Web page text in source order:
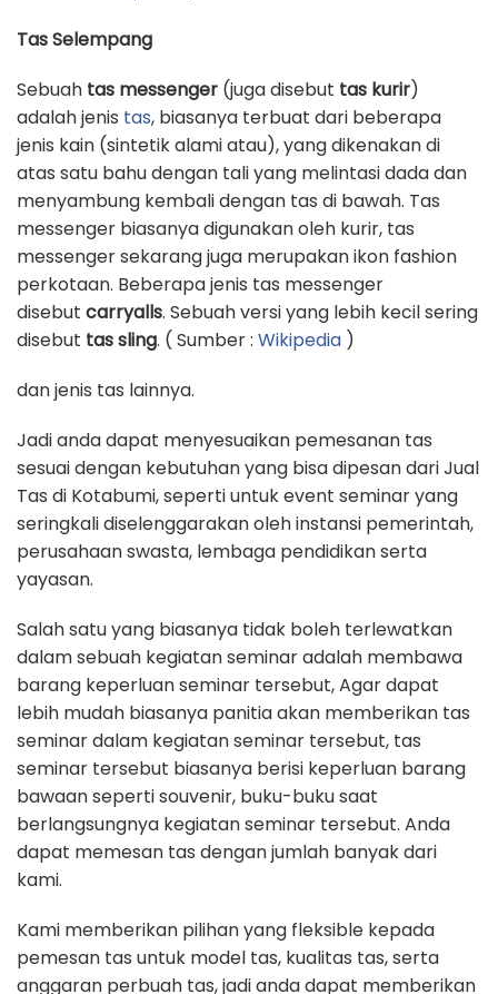
Tas Selempang
Sebuah tas messenger (juga disebut tas kurir)
adalah jenis tas, biasanya terbuat dari beberapa
jenis kain (sintetik alami atau), yang dikenakan di
atas satu bahu dengan tali yang melintasi dada dan
menyambung kembali dengan tas di bawah. Tas
messenger biasanya digunakan oleh kurir, tas
messenger sekarang juga merupakan ikon fashion
perkotaan. Beberapa jenis tas messenger
disebut carryalls. Sebuah versi yang lebih kecil sering
disebut tas sling. ( Sumber : Wikipedia )
dan jenis tas lainnya.
Jadi anda dapat menyesuaikan pemesanan tas
sesuai dengan kebutuhan yang bisa dipesan dari Jual
Tas di Kotabumi, seperti untuk event seminar yang
seringkali diselenggarakan oleh instansi pemerintah,
perusahaan swasta, lembaga pendidikan serta
yayasan.
Salah satu yang biasanya tidak boleh terlewatkan
dalam sebuah kegiatan seminar adalah membawa
barang keperluan seminar tersebut, Agar dapat
lebih mudah biasanya panitia akan memberikan tas
seminar dalam kegiatan seminar tersebut, tas
seminar tersebut biasanya berisi keperluan barang
bawaan seperti souvenir, buku-buku saat
berlangsungnya kegiatan seminar tersebut. Anda
dapat memesan tas dengan jumlah banyak dari
kami.
Kami memberikan pilihan yang fleksible kepada
pemesan tas untuk model tas, kualitas tas, serta
anggaran perbuah tas, jadi anda dapat memberikan